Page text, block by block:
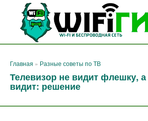
Перейти
контенту
Главная » Разные советы по ТВ
Телевизор не видит флешку,
видит: решение